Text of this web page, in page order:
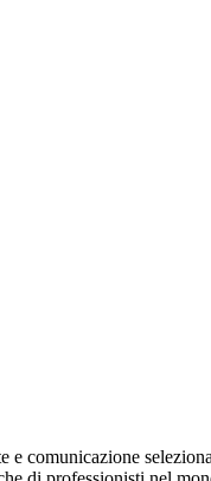
comunicazione